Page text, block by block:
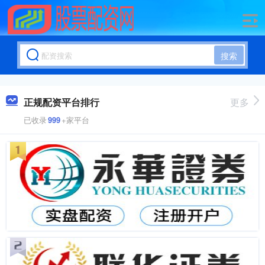
搜索
正规配资平台排行
已收录999+家平台
更多